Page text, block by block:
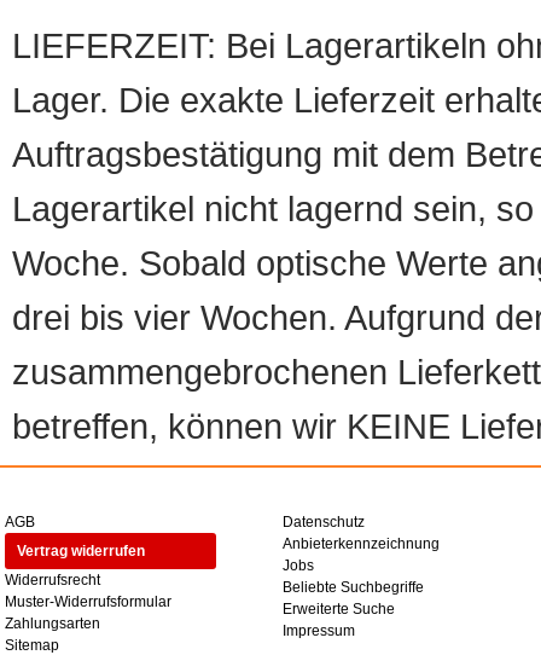
LIEFERZEIT: Bei Lagerartikeln
Lager. Die exakte Lieferzeit
Auftragsbestätigung mit dem
Lagerartikel nicht lagernd sein,
Woche. Sobald optische Werte
drei bis vier Wochen. Aufgrund
zusammengebrochenen
betreffen, können wir KEINE
AGB
Vertrag widerrufen
Widerrufsrecht
Muster-Widerrufsformular
Zahlungsarten
Sitemap
Datenschutz
Anbieterkennzeichnung
Jobs
Beliebte Suchbegriffe
Erweiterte Suche
Impressum